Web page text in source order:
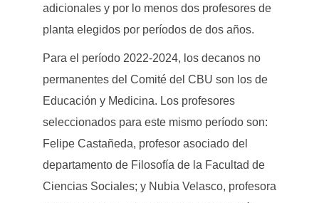
adicionales y por lo menos dos profesores de
planta elegidos por períodos de dos años.
Para el período 2022-2024, los decanos no
permanentes del Comité del CBU son los de
Educación y Medicina. Los profesores
seleccionados para este mismo período son:
Felipe Castañeda, profesor asociado del
departamento de Filosofía de la Facultad de
Ciencias Sociales; y Nubia Velasco, profesora